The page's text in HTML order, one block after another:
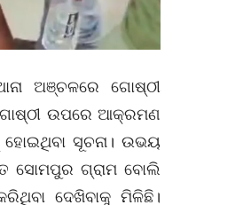
ଅଞ୍ଚଳରେ ଗୋଷ୍ଠୀ
ଉପରେ ଆକ୍ରମଣ
ହୋଇଥିବା ସୂଚନା। ଉଭୟ
ସୋମପୁର ଗ୍ରାମ ବୋଲି
ଦେଖିବାକୁ ମିଳିଛି।